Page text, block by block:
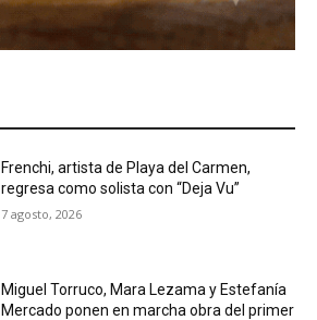
Frenchi, artista de Playa del Carmen,
regresa como solista con “Deja Vu”
7 agosto, 2026
Miguel Torruco, Mara Lezama y Estefanía
Mercado ponen en marcha obra del primer